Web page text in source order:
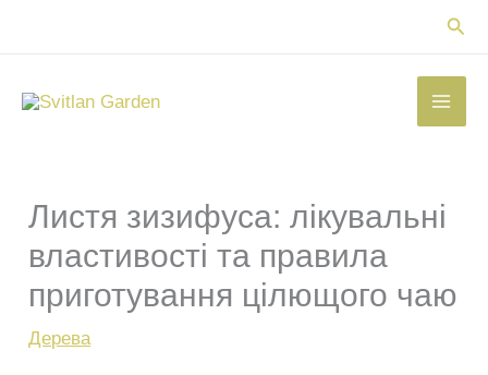
Листя зизифуса: лікувальні
властивості та правила
приготування цілющого чаю
Дерева